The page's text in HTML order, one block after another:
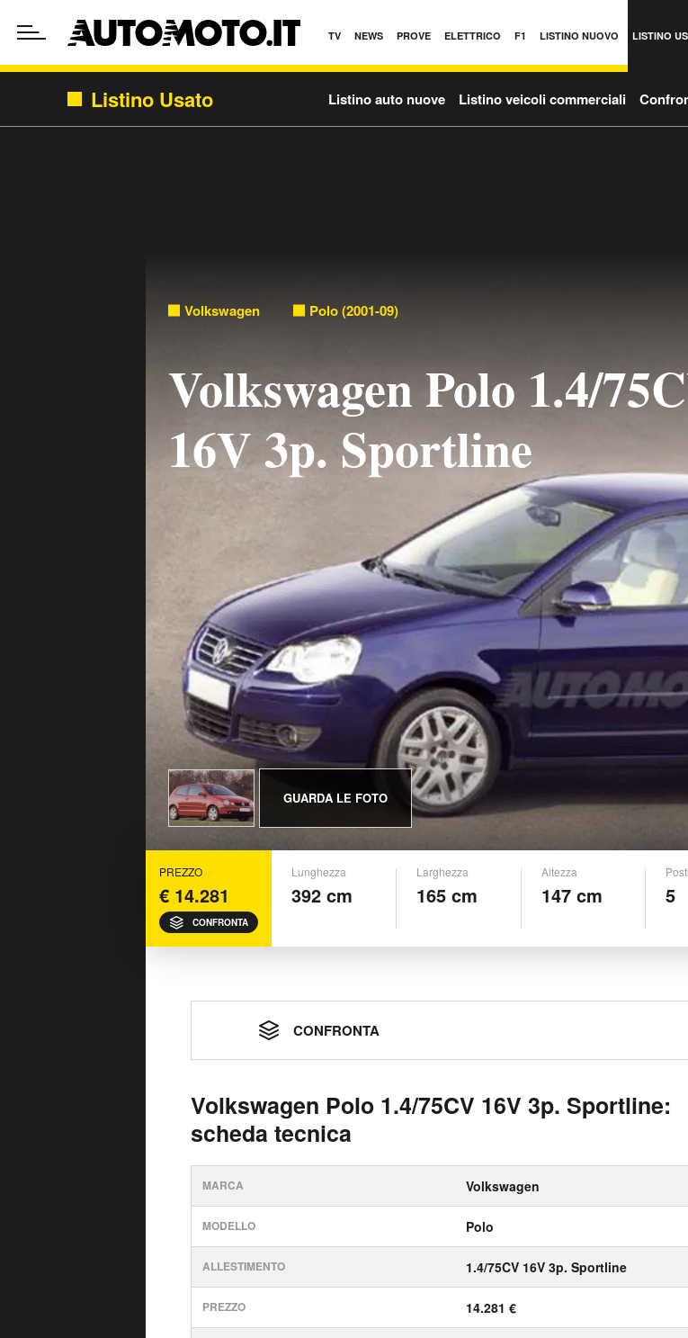
TV NEWS PROVE ELETTRICO F1 LISTINO NUOVO LISTINO
Listino Usato Listino auto nuove Listino veicoli commerciali
Volkswagen Polo (2001-09)
Volkswagen Polo 1.4/
16V 3p. Sportline
GUARDA LE FOTO
PREZZO
€ 14.281
CONFRONTA
Lunghezza
392 cm
Larghezza
165 cm
Altezza
147 cm
Posti
5
CONFRONTA
Volkswagen Polo 1.4/75CV 16V 3p. Sportline:
scheda tecnica
MARCA Volkswagen
MODELLO Polo
ALLESTIMENTO 1.4/75CV 16V 3p. Sportline
PREZZO 14.281 €